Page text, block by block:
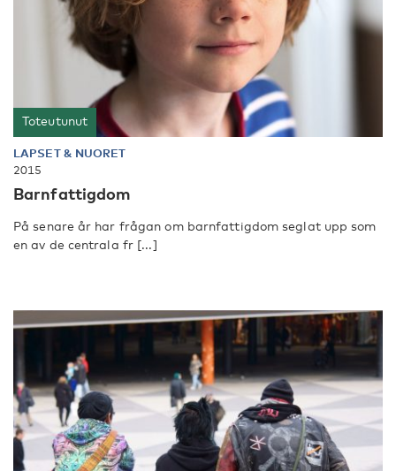
Toteutunut
LAPSET & NUORET
2015
Barnfattigdom
På senare år har frågan om barnfattigdom seglat upp som
en av de centrala fr [...]